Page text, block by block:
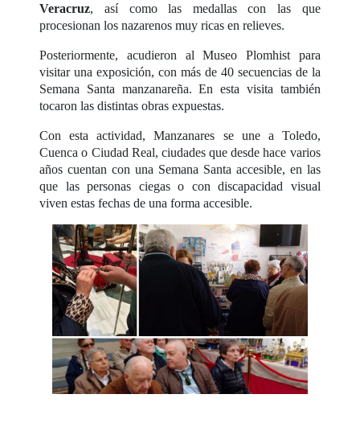
Veracruz, así como las medallas con las que
procesionan los nazarenos muy ricas en relieves.
Posteriormente, acudieron al Museo Plomhist para
visitar una exposición, con más de 40 secuencias de la
Semana Santa manzanareña. En esta visita también
tocaron las distintas obras expuestas.
Con esta actividad, Manzanares se une a Toledo,
Cuenca o Ciudad Real, ciudades que desde hace varios
años cuentan con una Semana Santa accesible, en las
que las personas ciegas o con discapacidad visual
viven estas fechas de una forma accesible.